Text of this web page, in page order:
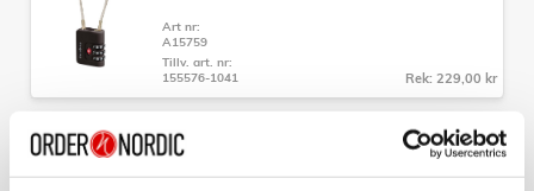
- Topp- och sidohandtag:
transport.
- Fodrad insida:Med dubbla fack och nätfickor för effektiv
organisation av dina tillhörigheter.
Specifikationer:
Färg: Brons
Material: Anodiserad aluminium
Art nr:
A15759
Tillv. art. nr:
155576-1041
Rek: 229,00 kr
UTFÖRSÄLJNING
AMERICAN TOURISTER
Starvibe Necessär Rosa